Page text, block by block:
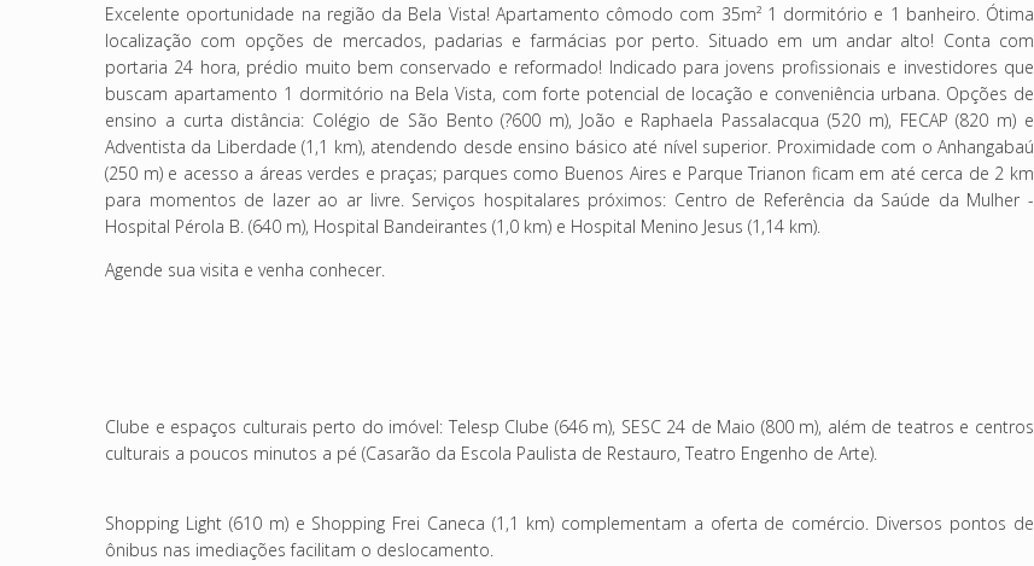
Excelente oportunidade na região da Bela Vista! Apartamento cômodo com 35m² 1 dormitório e 1 banheiro. Ótima
localização com opções de mercados, padarias e farmácias por perto. Situado em um andar alto! Conta com
portaria 24 hora, prédio muito bem conservado e reformado! Indicado para jovens profissionais e investidores que
buscam apartamento 1 dormitório na Bela Vista, com forte potencial de locação e conveniência urbana. Opções de
ensino a curta distância: Colégio de São Bento (?600 m), João e Raphaela Passalacqua (520 m), FECAP (820 m) e
Adventista da Liberdade (1,1 km), atendendo desde ensino básico até nível superior. Proximidade com o Anhangabaú
(250 m) e acesso a áreas verdes e praças; parques como Buenos Aires e Parque Trianon ficam em até cerca de 2 km
para momentos de lazer ao ar livre. Serviços hospitalares próximos: Centro de Referência da Saúde da Mulher -
Hospital Pérola B. (640 m), Hospital Bandeirantes (1,0 km) e Hospital Menino Jesus (1,14 km).
Agende sua visita e venha conhecer.
Clube e espaços culturais perto do imóvel: Telesp Clube (646 m), SESC 24 de Maio (800 m), além de teatros e centros
culturais a poucos minutos a pé (Casarão da Escola Paulista de Restauro, Teatro Engenho de Arte).
Shopping Light (610 m) e Shopping Frei Caneca (1,1 km) complementam a oferta de comércio. Diversos pontos de
ônibus nas imediações facilitam o deslocamento.